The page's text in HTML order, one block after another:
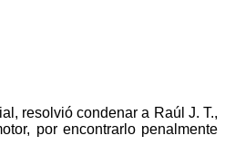
resolvió condenar a Raúl J. T.,
por encontrarlo penalmente